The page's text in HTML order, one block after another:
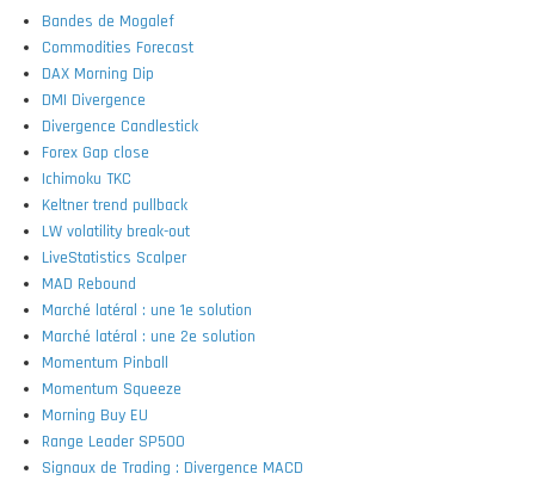
Bandes de Mogalef
Commodities Forecast
DAX Morning Dip
DMI Divergence
Divergence Candlestick
Forex Gap close
Ichimoku TKC
Keltner trend pullback
LW volatility break-out
LiveStatistics Scalper
MAD Rebound
Marché latéral : une 1e solution
Marché latéral : une 2e solution
Momentum Pinball
Momentum Squeeze
Morning Buy EU
Range Leader SP500
Signaux de Trading : Divergence MACD